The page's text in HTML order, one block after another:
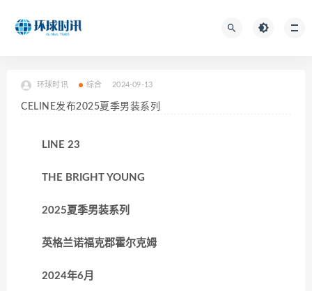
环球时讯 综合 2024-09-13
CELINE发布2025夏季男装系列
LINE 23
THE BRIGHT YOUNG
2025夏季男装系列
英格兰诺福克郡霍尔克姆
2024年6月